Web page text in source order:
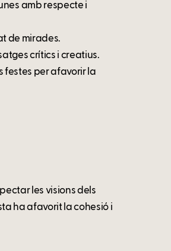
amb respecte i
de mirades.
crítics i creatius.
festes per afavorir la
les visions dels
ha afavorit la cohesió i